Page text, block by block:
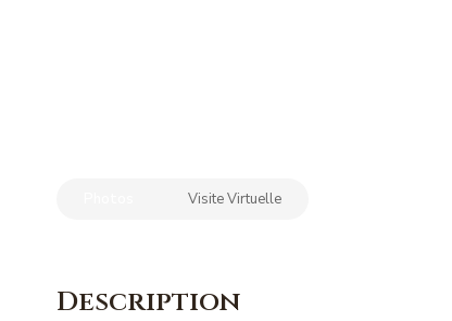
Visite Virtuelle
Description